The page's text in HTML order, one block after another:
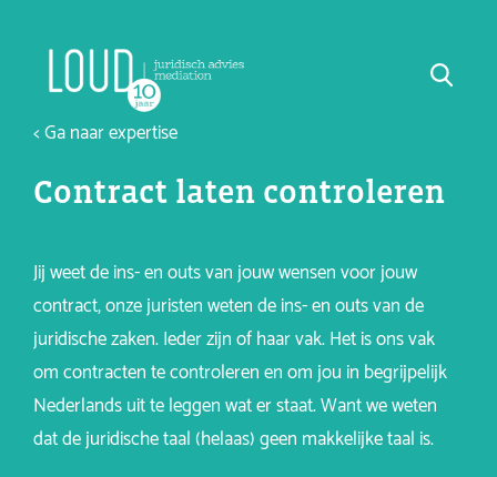
< Ga naar expertise
Contract laten controleren
Jij weet de ins- en outs van jouw wensen voor jouw
contract, onze juristen weten de ins- en outs van de
juridische zaken. Ieder zijn of haar vak. Het is ons vak
om contracten te controleren en om jou in begrijpelijk
Nederlands uit te leggen wat er staat. Want we weten
dat de juridische taal (helaas) geen makkelijke taal is.